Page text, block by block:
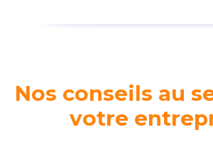
Nos conseils au
votre